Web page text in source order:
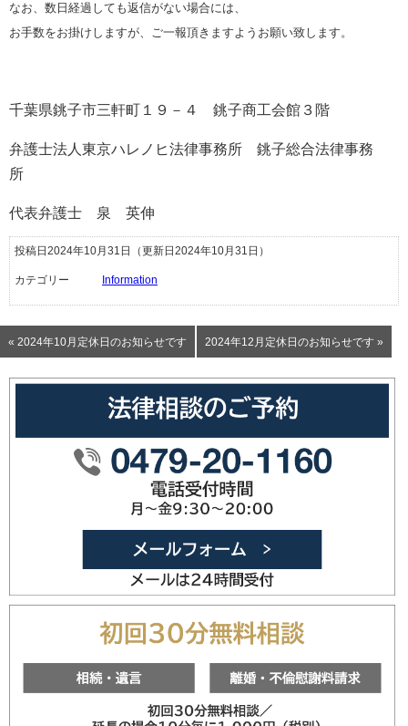
なお、数日経過しても返信がない場合には、
お手数をお掛けしますが、ご一報頂きますようお願い致します。
千葉県銚子市三軒町１９－４ 銚子商工会館３階
弁護士法人東京ハレノヒ法律事務所 銚子総合法律事務
所
代表弁護士 泉 英伸
投稿日2024年10月31日 （更新日2024年10月31日）
カテゴリー Information
« 2024年10月定休日のお知らせです 2024年12月定休日のお知らせです »